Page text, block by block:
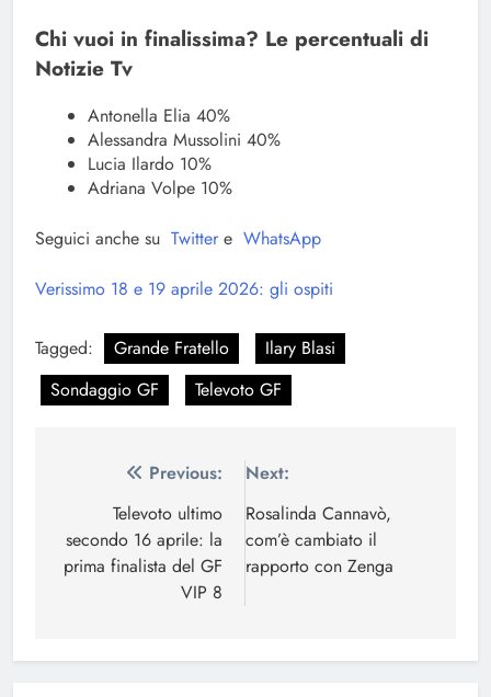
Chi vuoi in finalissima? Le percentuali di
Notizie Tv
Antonella Elia 40%
Alessandra Mussolini 40%
Lucia Ilardo 10%
Adriana Volpe 10%
Seguici anche su Twitter e WhatsApp
Verissimo 18 e 19 aprile 2026: gli ospiti
Tagged: Grande Fratello
Ilary Blasi
Sondaggio GF
Televoto GF
Navigazione
articoli
Previous:
Televoto ultimo
secondo 16 aprile: la
prima finalista del GF
VIP 8
Next:
Rosalinda Cannavò,
com’è cambiato il
rapporto con Zenga